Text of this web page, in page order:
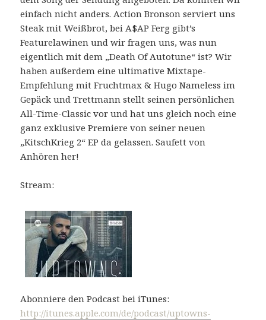
einfach nicht anders. Action Bronson serviert uns
Steak mit Weißbrot, bei A$AP Ferg gibt’s
Featurelawinen und wir fragen uns, was nun
eigentlich mit dem „Death Of Autotune“ ist? Wir
haben außerdem eine ultimative Mixtape-
Empfehlung mit Fruchtmax & Hugo Nameless im
Gepäck und Trettmann stellt seinen persönlichen
All-Time-Classic vor und hat uns gleich noch eine
ganz exklusive Premiere von seiner neuen
„KitschKrieg 2“ EP da gelassen. Saufett von
Anhören her!
Stream:
Abonniere den Podcast bei iTunes:
http://itunes.apple.com/de/podcast/uptowns-